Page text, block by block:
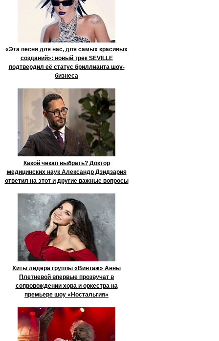
«Эта песня для нас, для самых красивых
созданий»: новый трек SEVILLE
подтвердил её статус бриллианта шоу-
бизнеса
Какой чекап выбрать? Доктор
медицинских наук Александр Дзидзария
ответил на этот и другие важные вопросы
Хиты лидера группы «Винтаж» Анны
Плетневой впервые прозвучат в
сопровождении хора и оркестра на
премьере шоу «Ностальгия»